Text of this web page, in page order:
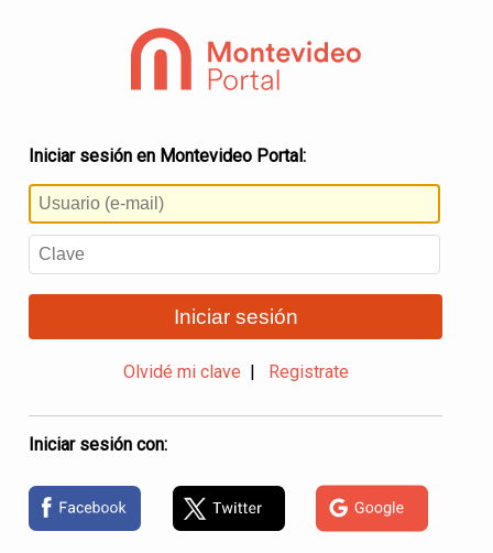
Iniciar sesión en Montevideo Portal:
Iniciar sesión
Olvidé mi clave Registrate
Iniciar sesión con: